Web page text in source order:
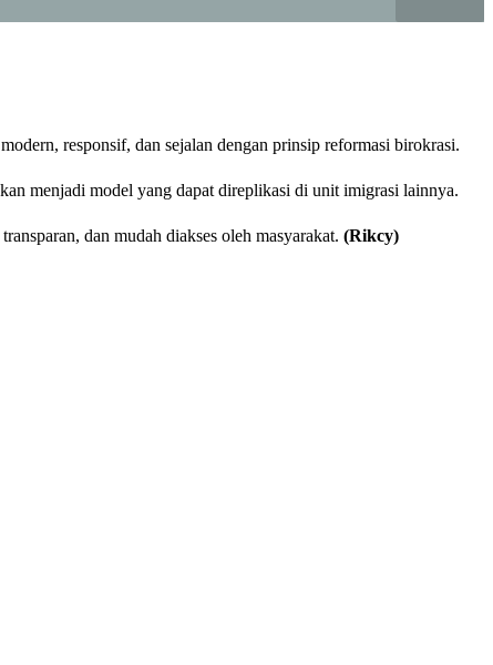
responsif, dan sejalan dengan prinsip reformasi birokrasi.
menjadi model yang dapat direplikasi di unit imigrasi lainnya.
dan mudah diakses oleh masyarakat. (Rikcy)